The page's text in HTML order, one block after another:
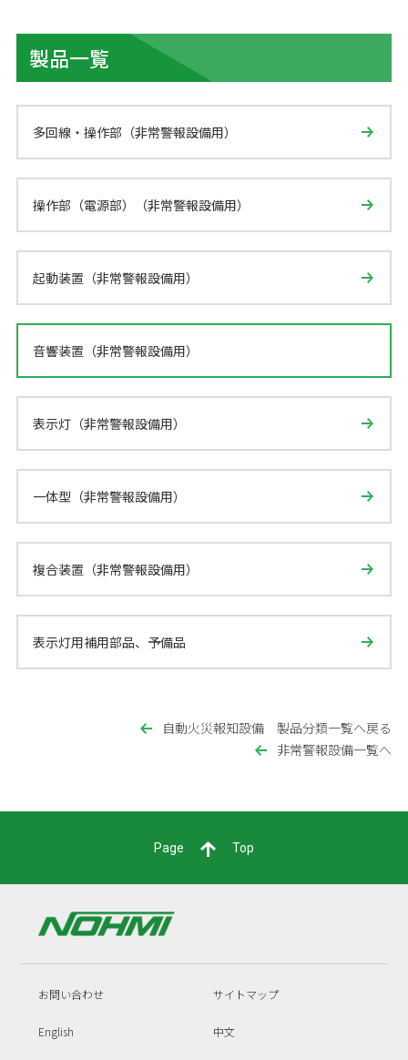
製品一覧
多回線・操作部（非常警報設備用）
操作部（電源部）（非常警報設備用）
起動装置（非常警報設備用）
音響装置（非常警報設備用）
表示灯（非常警報設備用）
一体型（非常警報設備用）
複合装置（非常警報設備用）
表示灯用補用部品、予備品
自動火災報知設備 製品分類一覧へ戻る
非常警報設備一覧へ
Page Top
お問い合わせ サイトマップ
English 中文